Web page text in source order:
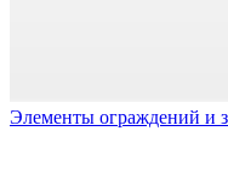
Элементы ограждений и